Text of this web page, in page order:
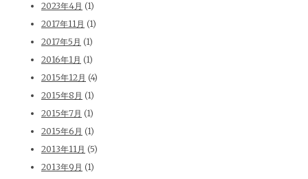
2023年4月 (1)
2017年11月 (1)
2017年5月 (1)
2016年1月 (1)
2015年12月 (4)
2015年8月 (1)
2015年7月 (1)
2015年6月 (1)
2013年11月 (5)
2013年9月 (1)